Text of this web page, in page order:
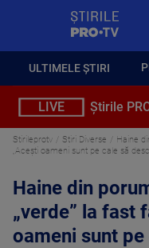
ULTIMELE ȘTIRI
LIVE Știrile
Stirileprotv Stiri Diverse
Haine
„Acești oameni sunt pe cale să
Haine din
„verde” la fast
oameni sunt